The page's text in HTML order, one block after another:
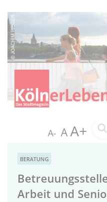
A- AA+
BERATUNG
Arbeit und